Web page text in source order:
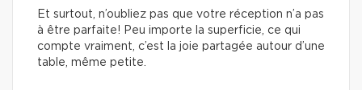
Et surtout, n’oubliez pas que votre réception n’a pas
à être parfaite! Peu importe la superficie, ce qui
compte vraiment, c’est la joie partagée autour d’une
table, même petite.